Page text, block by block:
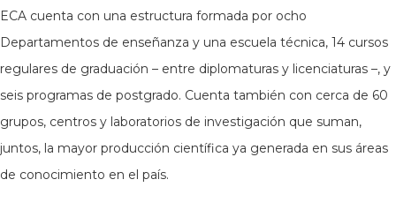
ECA cuenta con una estructura formada por ocho
Departamentos de enseñanza y una escuela técnica, 14 cursos
regulares de graduación – entre diplomaturas y licenciaturas –, y
seis programas de postgrado. Cuenta también con cerca de 60
grupos, centros y laboratorios de investigación que suman,
juntos, la mayor producción científica ya generada en sus áreas
de conocimiento en el país.